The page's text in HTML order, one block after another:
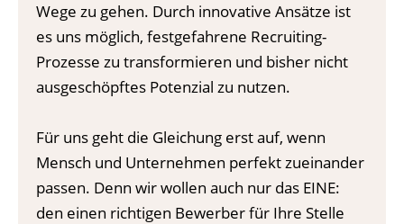
Wege zu gehen. Durch innovative Ansätze ist
es uns möglich, festgefahrene Recruiting-
Prozesse zu transformieren und bisher nicht
ausgeschöpftes Potenzial zu nutzen.
Für uns geht die Gleichung erst auf, wenn
Mensch und Unternehmen perfekt zueinander
passen. Denn wir wollen auch nur das EINE:
den einen richtigen Bewerber für Ihre Stelle